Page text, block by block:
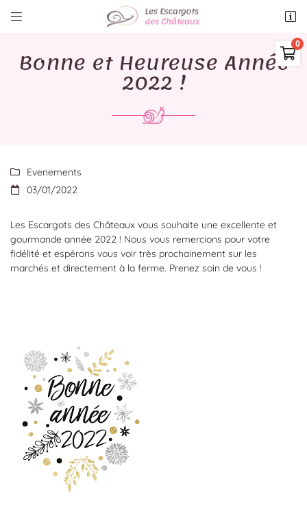
 
06 43 55 98 04

Il n'y a aucun produit dans votre panier
Voir notre sélection
 Recopier le code ci-contre
En cochant cette case, vous consentez à recevoir nos propositions commerciales à
l'adresse email indiqué ci-dessus. Vous pouvez vous désinscrire à tout moment en
utilisant le formulaire de désinscription
Inscription
Bonne et Heureuse Année
2022 !
 Evenements
 03/01/2022
Les Escargots des Châteaux vous souhaite une excellente et
gourmande année 2022 ! Nous vous remercions pour votre
fidélité et espérons vous voir très prochainement sur les
marchés et directement à la ferme. Prenez soin de vous !